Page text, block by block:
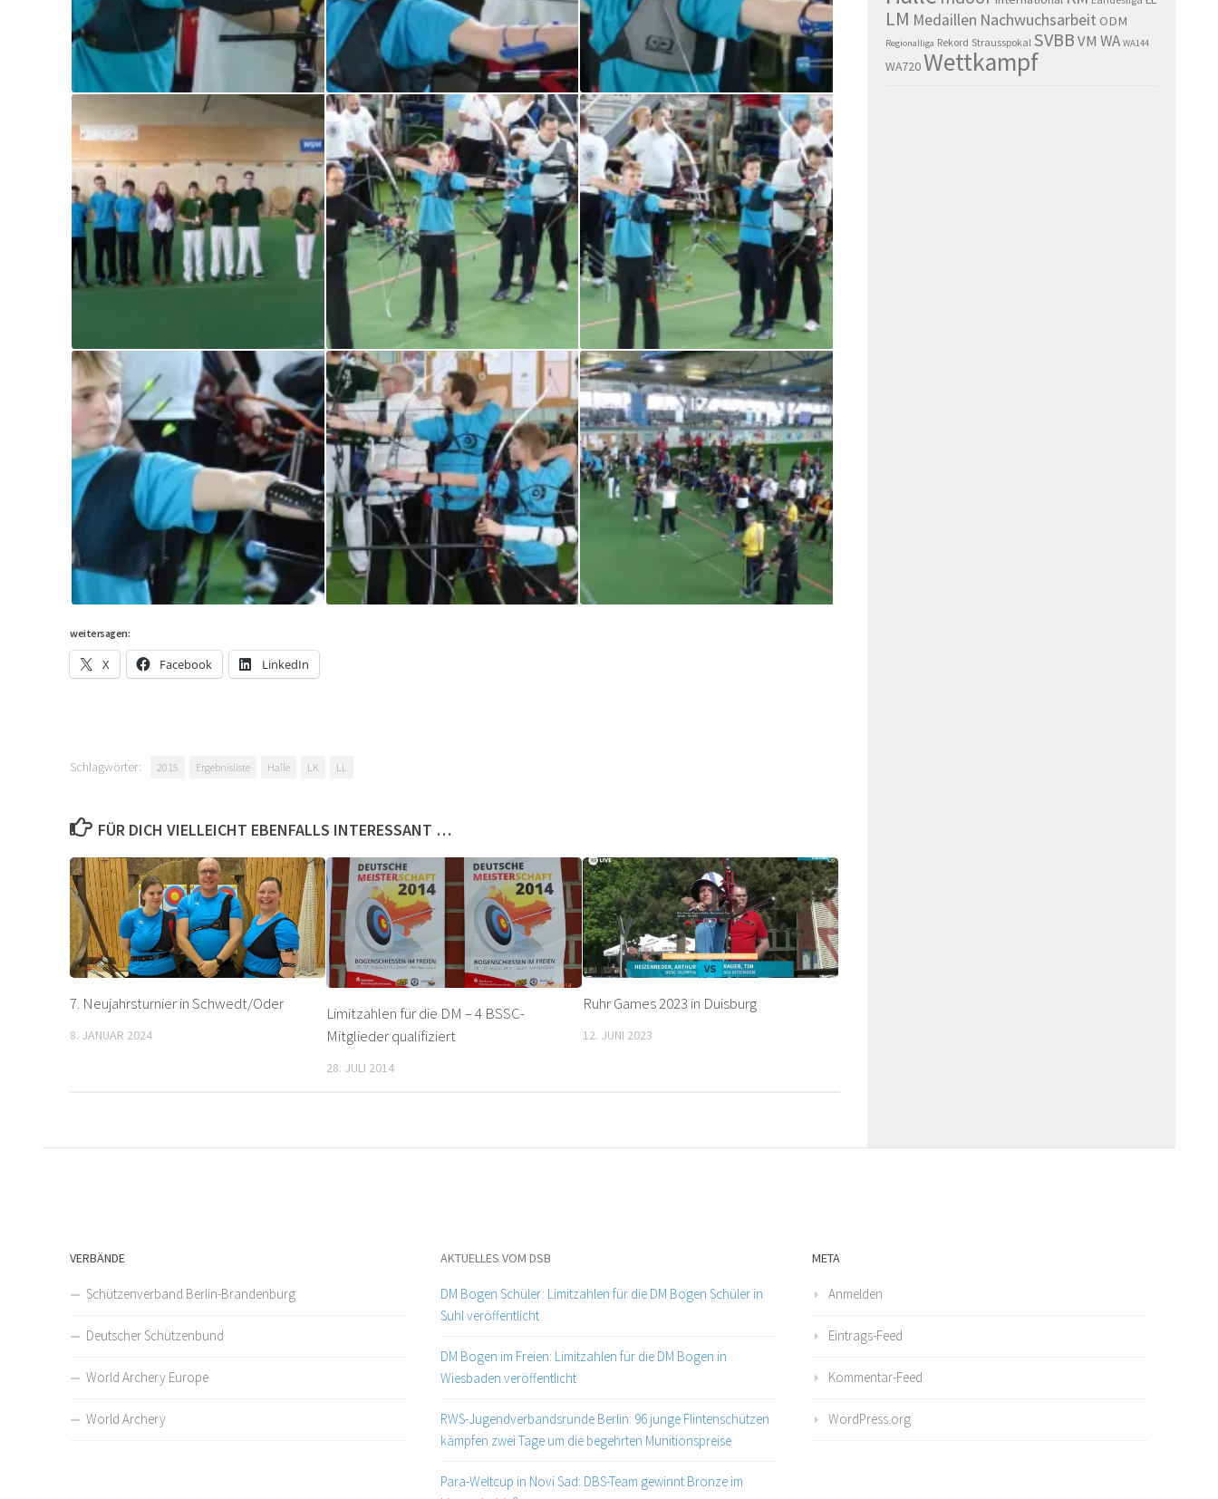
LL/LK 2015
LL/LK 2015 LL/LK 2015
LL/LK 2015
weitersagen:
X Facebook LinkedIn
Schlagwörter: 2015 Ergebnisliste Halle LK LL
FÜR DICH VIELLEICHT EBENFALLS INTERESSANT …
7. Neujahrsturnier in Schwedt/Oder
8. JANUAR 2024
Limitzahlen für die DM – 4 BSSC-
Mitglieder qualifiziert
28. JULI 2014
Ruhr Games 2023 in Duisburg
12. JUNI 2023
LM Medaillen Nachwuchsarbeit ODM
Regionalliga Rekord Strausspokal SVBBVM WA WA144
WA720Wettkampf
VERBÄNDE
Schützenverband Berlin-Brandenburg
Deutscher Schützenbund
World Archery Europe
World Archery
AKTUELLES VOM DSB
DM Bogen Schüler: Limitzahlen für die DM Bogen Schüler in
Suhl veröffentlicht
DM Bogen im Freien: Limitzahlen für die DM Bogen in
Wiesbaden veröffentlicht
RWS-Jugendverbandsrunde Berlin: 96 junge Flintenschützen
kämpfen zwei Tage um die begehrten Munitionspreise
Para-Weltcup in Novi Sad: DBS-Team gewinnt Bronze im
META
Anmelden
Eintrags-Feed
Kommentar-Feed
WordPress.org